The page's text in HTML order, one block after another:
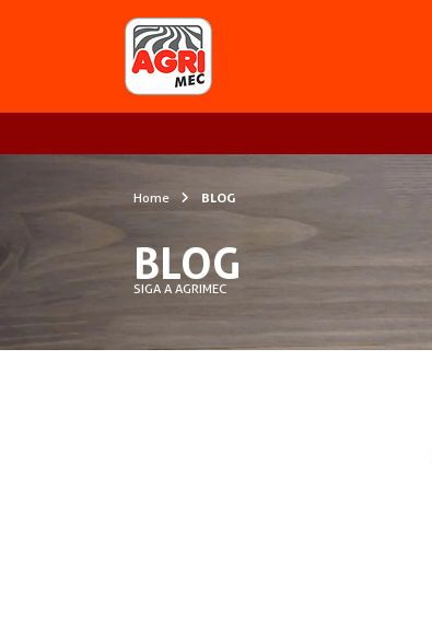
Home BLOG
BLOG
SIGA A AGRIMEC